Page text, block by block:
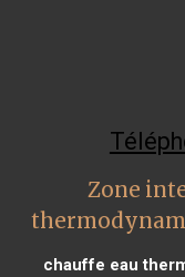
Zone
chauffe eau